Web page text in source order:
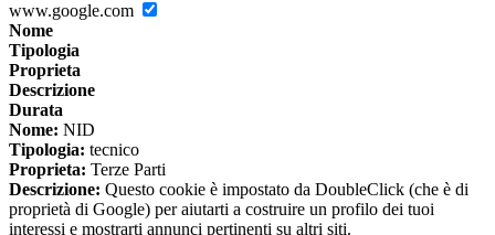
www.google.com
Nome
Tipologia
Proprieta
Descrizione
Durata
Nome: NID
Tipologia: tecnico
Proprieta: Terze Parti
Descrizione: Questo cookie è impostato da DoubleClick (che è di
proprietà di Google) per aiutarti a costruire un profilo dei tuoi
interessi e mostrarti annunci pertinenti su altri siti.